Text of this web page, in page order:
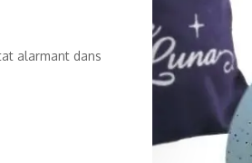
alarmant dans